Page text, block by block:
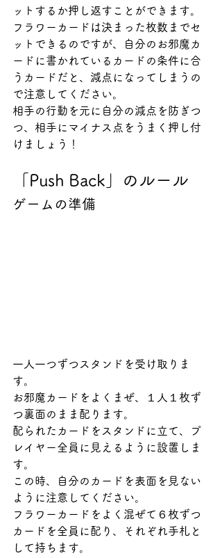
ットするか押し返すことができます。
フラワーカードは決まった枚数までセ
ットできるのですが、自分のお邪魔カ
ードに書かれているカードの条件に合
うカードだと、減点になってしまうの
で注意してください。
相手の行動を元に自分の減点を防ぎつ
つ、相手にマイナス点をうまく押し付
けましょう！
「Push Back」のルール
ゲームの準備
一人一つずつスタンドを受け取りま
す。
お邪魔カードをよくまぜ、１人１枚ず
つ裏面のまま配ります。
配られたカードをスタンドに立て、プ
レイヤー全員に見えるように設置しま
す。
この時、自分のカードを表面を見ない
ように注意してください。
フラワーカードをよく混ぜて６枚ずつ
カードを全員に配り、それぞれ手札と
して持ちます。